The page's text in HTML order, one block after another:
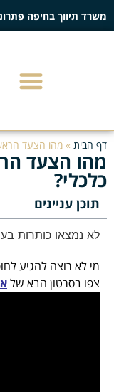
משרד תיווך בחיפה
דף הבית » מהו הצעד
מהו הצעד
כלכלי?
תוכן עניינים
לא נמצאו כותרות
מי לא רוצה להגיע
צפו בסרטון הבא שלא